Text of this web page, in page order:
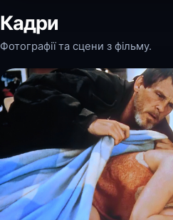
Кадри
Фотографії та сцени з фільму.